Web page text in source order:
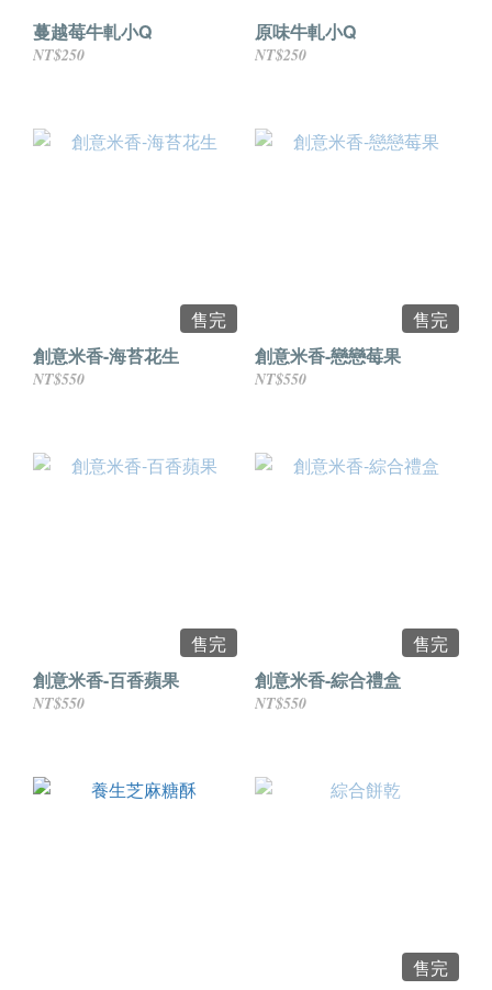
蔓越莓牛軋小Q
NT$250
原味牛軋小Q
NT$250
售完
創意米香-海苔花生
NT$550
售完
創意米香-戀戀莓果
NT$550
售完
創意米香-百香蘋果
NT$550
售完
創意米香-綜合禮盒
NT$550
售完